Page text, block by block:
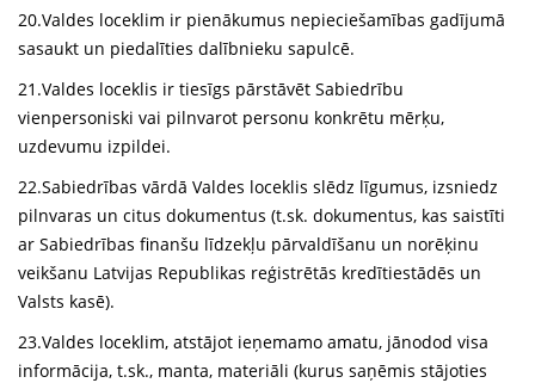
20.Valdes loceklim ir pienākumus nepieciešamības gadījumā
sasaukt un piedalīties dalībnieku sapulcē.
21.Valdes loceklis ir tiesīgs pārstāvēt Sabiedrību
vienpersoniski vai pilnvarot personu konkrētu mērķu,
uzdevumu izpildei.
22.Sabiedrības vārdā Valdes loceklis slēdz līgumus, izsniedz
pilnvaras un citus dokumentus (t.sk. dokumentus, kas saistīti
ar Sabiedrības finanšu līdzekļu pārvaldīšanu un norēķinu
veikšanu Latvijas Republikas reģistrētās kredītiestādēs un
Valsts kasē).
23.Valdes loceklim, atstājot ieņemamo amatu, jānodod visa
informācija, t.sk., manta, materiāli (kurus saņēmis stājoties